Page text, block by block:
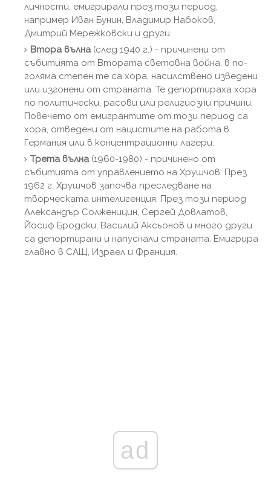
личности, емигрирали през този период,
например Иван Бунин, Владимир Набоков,
Дмитрий Мережковски и други.
Втора вълна (след 1940 г.) - причинени от
събитията от Втората световна война, в по-
голяма степен те са хора, насилствено изведени
или изгонени от страната. Те депортираха хора
по политически, расови или религиозни причини.
Повечето от емигрантите от този период са
хора, отведени от нацистите на работа в
Германия или в концентрационни лагери.
Трета вълна (1960-1980) - причинено от
събитията от управлението на Хрушчов. През
1962 г. Хрушчов започва преследване на
творческата интелигенция. През този период
Александър Солженицин, Сергей Довлатов,
Йосиф Бродски, Василий Аксьонов и много други
са депортирани и напуснали страната. Емигрира
главно в САЩ, Израел и Франция.
ad